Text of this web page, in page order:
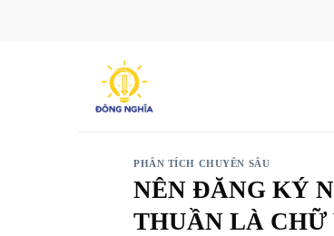
PHÂN TÍCH CHUYÊN SÂU
NÊN ĐĂNG KÝ
THUẦN LÀ